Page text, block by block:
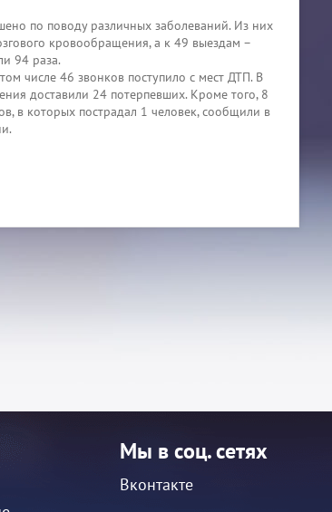
по поводу различных заболеваний. Из них
кровообращения, а к 49 выездам –
94 раза.
числе 46 звонков поступило с мест ДТП. В
доставили 24 потерпевших. Кроме того, 8
в которых пострадал 1 человек, сообщили в
Мы в соц. сетях
Вконтакте